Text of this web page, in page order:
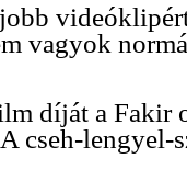
vagyok
díját a Fakir
cseh-lengyel-